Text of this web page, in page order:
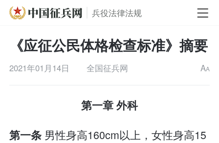
兵役法律法规
《应征公民体格检查标准》摘要
2021年01月14日 全国征兵网 AA
第一章 外科
第一条 男性身高160cm以上，女性身高15